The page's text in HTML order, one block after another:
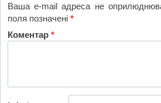
Ваша e-mail адреса не
поля позначені*
Коментар*